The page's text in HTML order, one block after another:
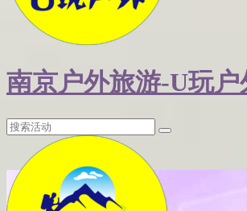
南京户外旅游-U玩